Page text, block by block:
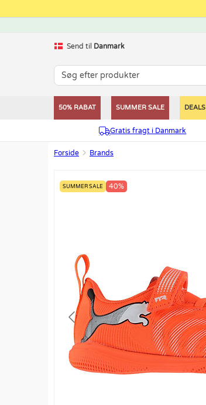
Send til Danmark
50% RABAT SUMMER SALE DEALS
Gratis fragt i Danmark
Forside Brands
SUMMER SALE 40%